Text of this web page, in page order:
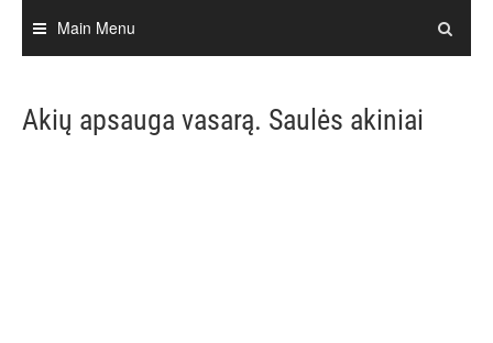
content
Main Menu
Akių apsauga vasarą. Saulės akiniai